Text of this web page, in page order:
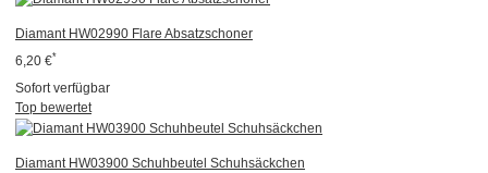
Diamant HW02990 Flare Absatzschoner
6,20 €*
Sofort verfügbar
Top bewertet
Diamant HW03900 Schuhbeutel Schuhsäckchen